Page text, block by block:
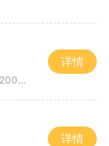
回4
详情
详情